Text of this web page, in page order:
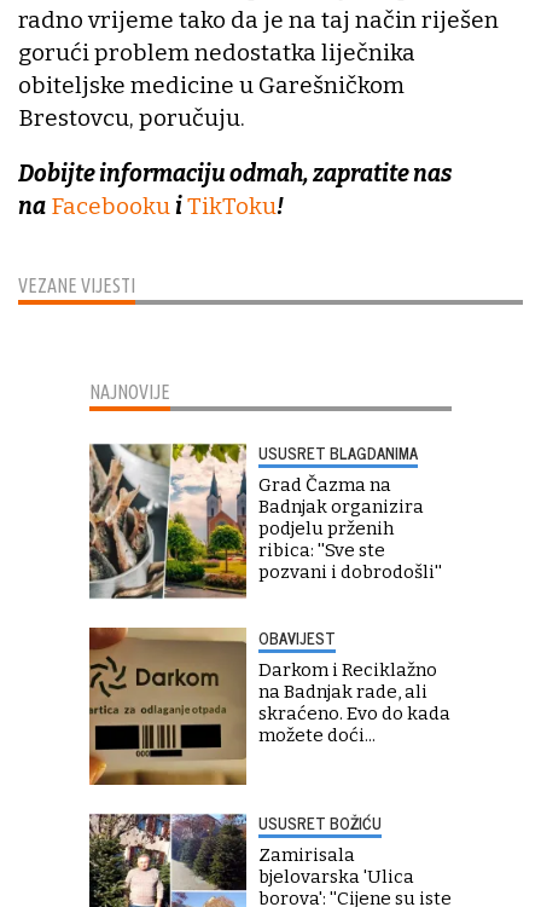
VEZANE VIJESTI
radno vrijeme tako da je na taj način riješen
gorući problem nedostatka liječnika
obiteljske medicine u Garešničkom
Brestovcu, poručuju.
Dobijte informaciju odmah, zapratite nas
na FacebookuiTikToku!
NAJNOVIJE
USUSRET BLAGDANIMA
Grad Čazma na
Badnjak organizira
podjelu prženih
ribica: ''Sve ste
pozvani i dobrodošli''
OBAVIJEST
Darkom i Reciklažno
na Badnjak rade, ali
skraćeno. Evo do kada
možete doći...
USUSRET BOŽIĆU
Zamirisala
bjelovarska 'Ulica
borova': ''Cijene su iste